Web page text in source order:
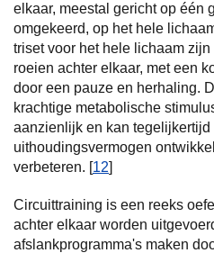
elkaar, meestal gericht op één
omgekeerd, op het hele
triset voor het hele lichaam
roeien achter elkaar, met een
door een pauze en herhaling.
krachtige metabolische
aanzienlijk en kan tegelijkertijd
uithoudingsvermogen
verbeteren. [12]
Circuittraining is een reeks
achter elkaar worden
afslankprogramma's maken